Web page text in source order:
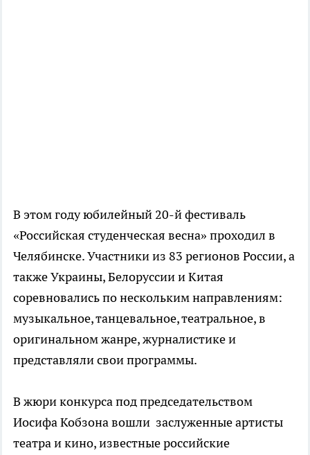
В этом году юбилейный 20-й фестиваль
«Российская студенческая весна» проходил в
Челябинске. Участники из 83 регионов России, а
также Украины, Белоруссии и Китая
соревновались по нескольким направлениям:
музыкальное, танцевальное, театральное, в
оригинальном жанре, журналистике и
представляли свои программы.
В жюри конкурса под председательством
Иосифа Кобзона вошли заслуженные артисты
театра и кино, известные российские